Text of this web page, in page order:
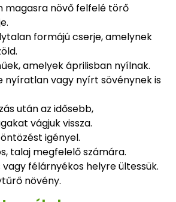
magasra növő felfelé törő
formájú cserje, amelynek
amelyek áprilisban nyílnak.
nyíratlan vagy nyírt sövénynek is
után az idősebb,
vágjuk vissza.
igényel.
talaj megfelelő számára.
vagy félárnyékos helyre ültessük.
növény.